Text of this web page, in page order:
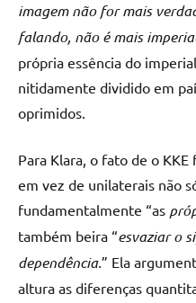
imagem não for mais
falando, não é mais
própria essência do
nitidamente dividido em
oprimidos.
Para Klara, o fato de o
em vez de unilaterais não
fundamentalmente “as
também beira “esvaziar o
dependência.” Ela
altura as diferenças